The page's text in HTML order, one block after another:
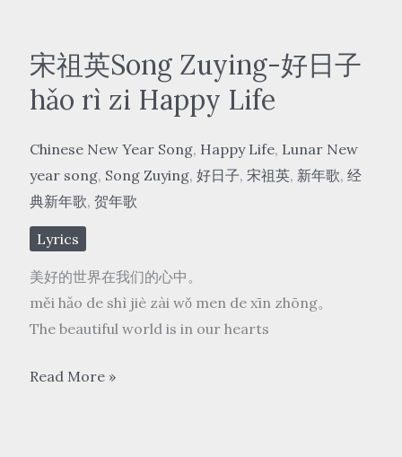
–
好
运
hǎo
yùn
lái
Good
is
coming
宋祖英Song Zuying-好日子
hǎo rì zi Happy Life
Chinese New Year Song, Happy Life, Lunar New
year song, Song Zuying, 好日子, 宋祖英, 新年歌, 经
典新年歌, 贺年歌
Lyrics
美好的世界在我们的心中。
měi hǎo de shì jiè zài wǒ men de xīn zhōng。
The beautiful world is in our hearts
宋
Read More »